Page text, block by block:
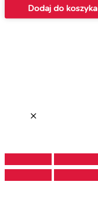
Dodaj do koszyka